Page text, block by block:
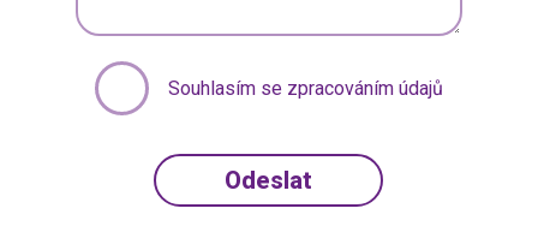
Souhlasím se zpracováním údajů